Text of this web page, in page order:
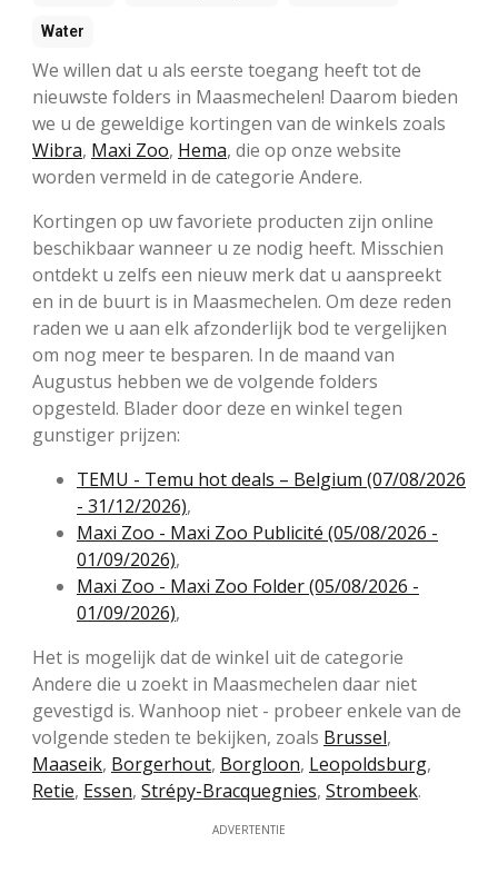
Water
We willen dat u als eerste toegang heeft tot de
nieuwste folders in Maasmechelen! Daarom bieden
we u de geweldige kortingen van de winkels zoals
Wibra, Maxi Zoo, Hema, die op onze website
worden vermeld in de categorie Andere.
Kortingen op uw favoriete producten zijn online
beschikbaar wanneer u ze nodig heeft. Misschien
ontdekt u zelfs een nieuw merk dat u aanspreekt
en in de buurt is in Maasmechelen. Om deze reden
raden we u aan elk afzonderlijk bod te vergelijken
om nog meer te besparen. In de maand van
Augustus hebben we de volgende folders
opgesteld. Blader door deze en winkel tegen
gunstiger prijzen:
TEMU - Temu hot deals – Belgium (07/08/2026
- 31/12/2026),
Maxi Zoo - Maxi Zoo Publicité (05/08/2026 -
01/09/2026),
Maxi Zoo - Maxi Zoo Folder (05/08/2026 -
01/09/2026),
Het is mogelijk dat de winkel uit de categorie
Andere die u zoekt in Maasmechelen daar niet
gevestigd is. Wanhoop niet - probeer enkele van de
volgende steden te bekijken, zoals Brussel,
Maaseik, Borgerhout, Borgloon, Leopoldsburg,
Retie, Essen, Strépy-Bracquegnies, Strombeek.
ADVERTENTIE